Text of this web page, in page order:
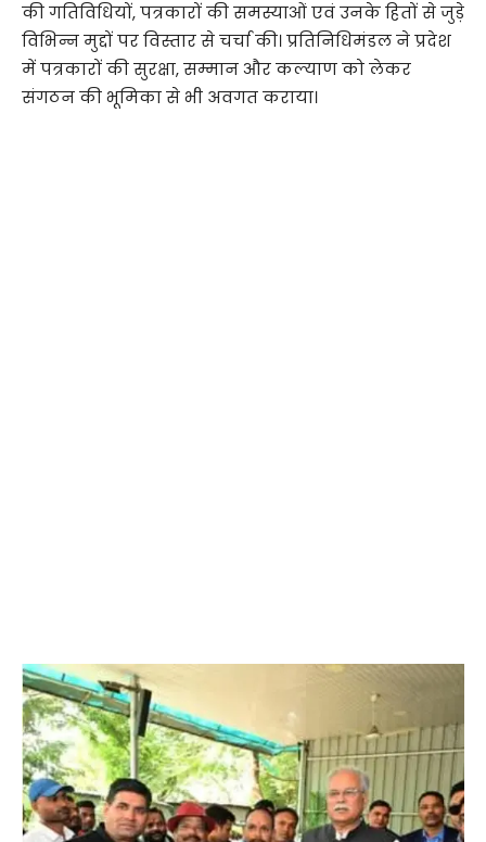
की गतिविधियों, पत्रकारों की समस्याओं एवं उनके हितों से जुड़े
विभिन्न मुद्दों पर विस्तार से चर्चा की। प्रतिनिधिमंडल ने प्रदेश
में पत्रकारों की सुरक्षा, सम्मान और कल्याण को लेकर
संगठन की भूमिका से भी अवगत कराया।